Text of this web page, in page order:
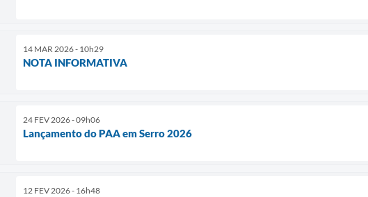
14 MAR 2026 - 10h29
NOTA INFORMATIVA
24 FEV 2026 - 09h06
Lançamento do PAA em Serro 2026
12 FEV 2026 - 16h48